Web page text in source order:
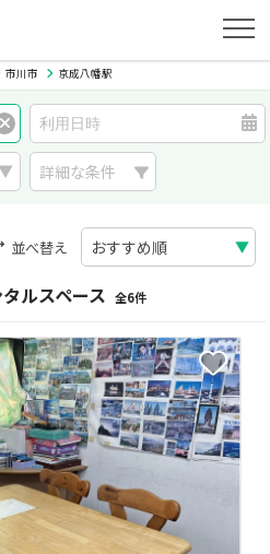
市川市 京成八幡駅
詳細な条件
並べ替え
ルスペース 全6件